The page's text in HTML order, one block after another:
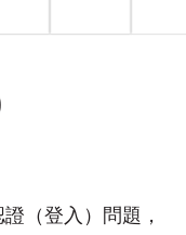
（登入）問題，